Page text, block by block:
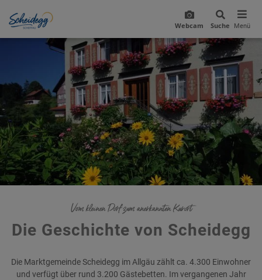
Webcam Suche Menü
Vom kleinen Dorf zum anerkannten Kurort
Die Geschichte von Scheidegg
Die Marktgemeinde Scheidegg im Allgäu zählt ca. 4.300 Einwohner
und verfügt über rund 3.200 Gästebetten. Im vergangenen Jahr